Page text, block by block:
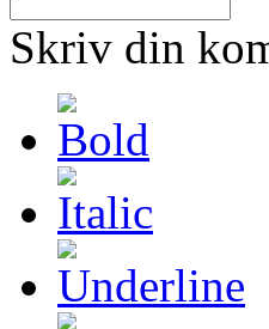
Skriv din